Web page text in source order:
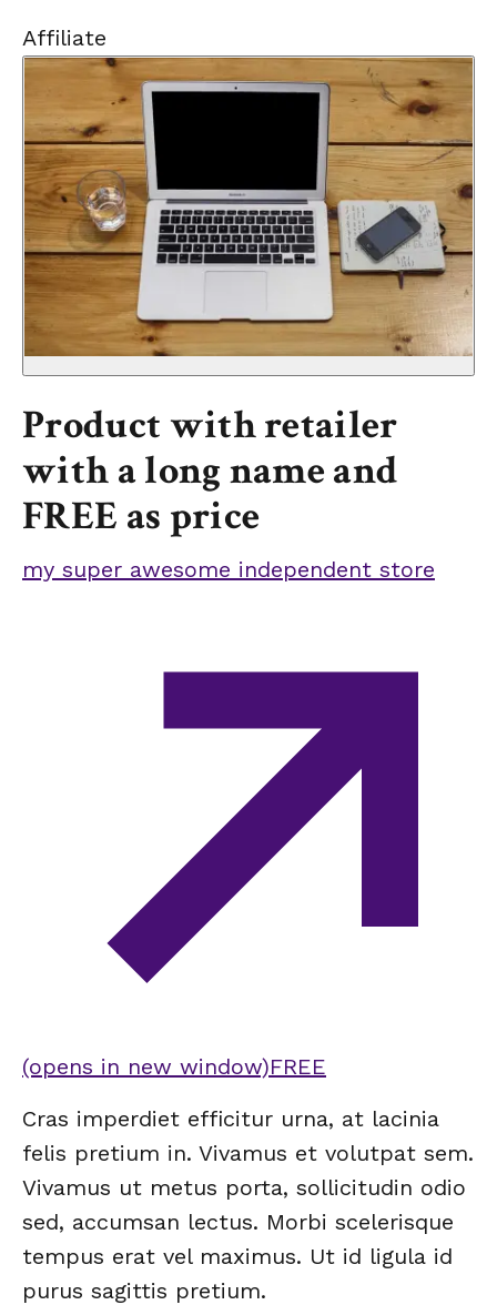
Affiliate
Product with retailer
with a long name and
FREE as price
my super awesome independent store
(opens in new window)FREE
Cras imperdiet efficitur urna, at lacinia
felis pretium in. Vivamus et volutpat sem.
Vivamus ut metus porta, sollicitudin odio
sed, accumsan lectus. Morbi scelerisque
tempus erat vel maximus. Ut id ligula id
purus sagittis pretium.